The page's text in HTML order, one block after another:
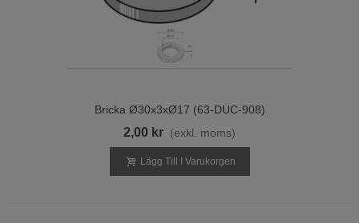
Bricka Ø30x3xØ17 (63-DUC-908)
2,00 kr (exkl. moms)
Lägg Till I Varukorgen